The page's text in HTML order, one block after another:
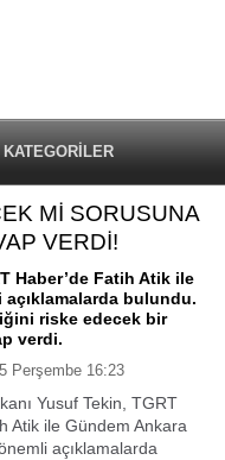
KATEGORİLER
Mİ SORUSUNA
VERDİ!
Haber’de Fatih Atik ile
açıklamalarda bulundu.
riske edecek bir
verdi.
Perşembe 16:23
Yusuf Tekin, TGRT
Atik ile Gündem Ankara
açıklamalarda